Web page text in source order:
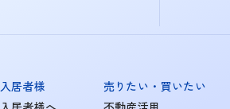
入居者様
売りたい・買いたい